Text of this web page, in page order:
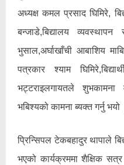
अध्यक्ष कमल प्रसाद घिमिरे,
बन्जाडे,बिद्यालय
भुसाल,अर्घाखाँची आबाशिय
पत्रकार श्याम
भट्टराइलगायतले शुभकामना
भबिश्यको कामना ब्यक्त गर्नु भयो
प्रिन्सिपल टेकबहादुर थापाले
भएको कार्यक्रममा शैक्षिक सत्र